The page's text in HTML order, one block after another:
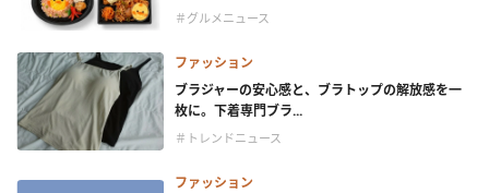
＃グルメニュース
ファッション
ブラジャーの安心感と、ブラトップの解放感を一
枚に。下着専門ブラ...
＃トレンドニュース
ファッション